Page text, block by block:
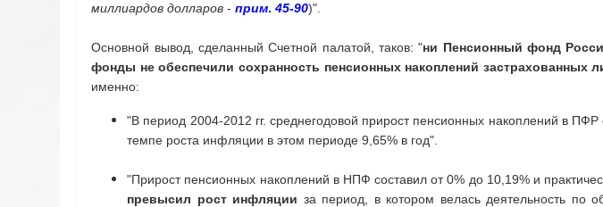
миллиардов долларов -прим. 45-90)".
Основной вывод, сделанный Счетной палатой, таков: "ни Пенсионный фонд
фонды не обеспечили сохранность пенсионных накоплений застрахованных
именно:
"В период 2004-2012 гг. среднегодовой прирост пенсионных накоплений в
темпе роста инфляции в этом периоде 9,65% в год".
"Прирост пенсионных накоплений в НПФ составил от 0% до 10,19% и
превысил рост инфляции за период, в котором велась деятельность по